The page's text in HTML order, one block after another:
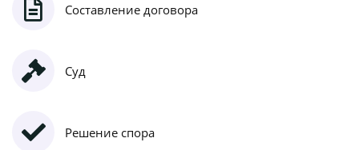
Составление договора
Суд
Решение спора